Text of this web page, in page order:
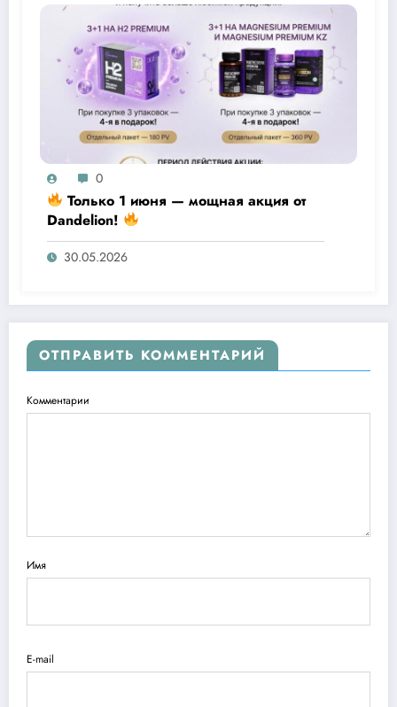
0
Только 1 июня — мощная акция от
Dandelion!
30.05.2026
ОТПРАВИТЬ КОММЕНТАРИЙ
Комментарии
Имя
E-mail